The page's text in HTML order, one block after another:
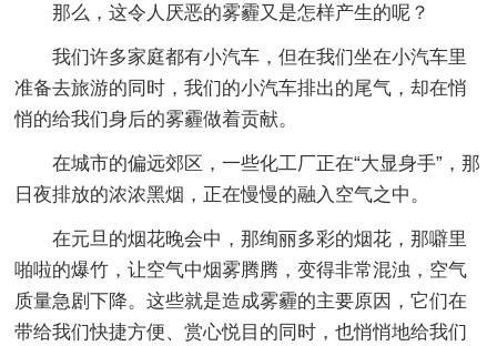
那么，这令人厌恶的雾霾又是怎样产生的呢？
我们许多家庭都有小汽车，但在我们坐在小汽车里
准备去旅游的同时，我们的小汽车排出的尾气，却在悄
悄的给我们身后的雾霾做着贡献。
在城市的偏远郊区，一些化工厂正在“大显身手”，那
日夜排放的浓浓黑烟，正在慢慢的融入空气之中。
在元旦的烟花晚会中，那绚丽多彩的烟花，那噼里
啪啦的爆竹，让空气中烟雾腾腾，变得非常混浊，空气
质量急剧下降。这些就是造成雾霾的主要原因，它们在
带给我们快捷方便、赏心悦目的同时，也悄悄地给我们